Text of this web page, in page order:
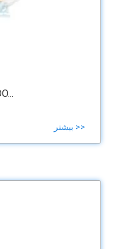
بیشتر >>